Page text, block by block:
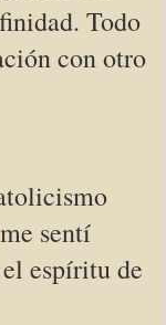
Todo
con otro
sentí
espíritu de